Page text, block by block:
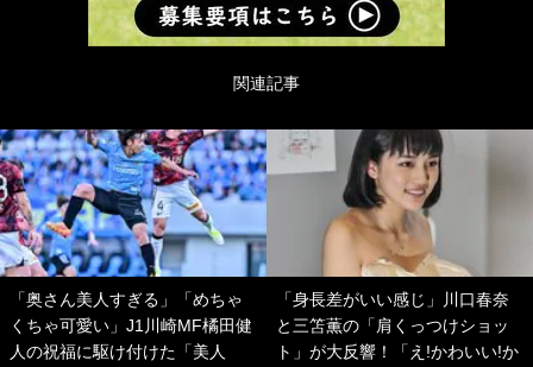
関連記事
「奥さん美人すぎる」「めちゃ
くちゃ可愛い」J1川崎MF橘田健
人の祝福に駆け付けた「美人
「身長差がいい感じ」川口春奈
と三笘薫の「肩くっつけショッ
ト」が大反響！「え!かわいい!か